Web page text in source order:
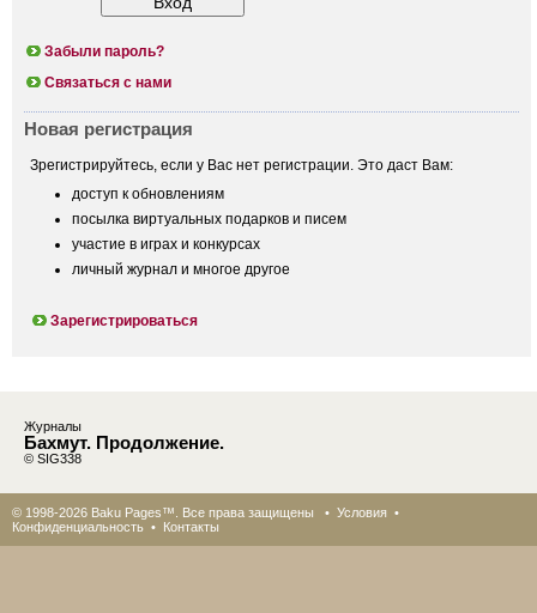
Забыли пароль?
Связаться с нами
Новая регистрация
Зрегистрируйтесь, если у Вас нет регистрации. Это даст Вам:
доступ к обновлениям
посылка виртуальных подарков и писем
участие в играх и конкурсах
личный журнал и многое другое
Зарегистрироваться
Журналы
Бахмут. Продолжение.
© SIG338
© 1998-2026 Baku Pages™. Все права защищены • Условия •
Конфиденциальность • Контакты